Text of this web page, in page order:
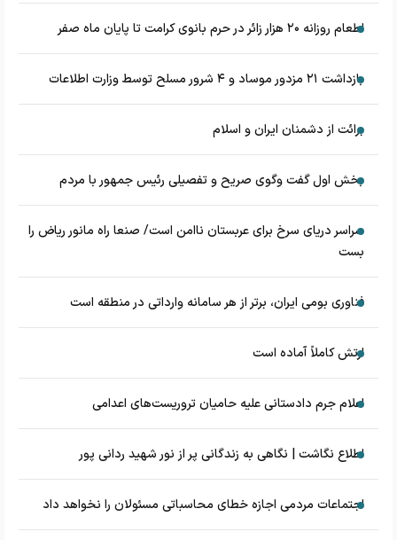
اطعام روزانه ۲۰ هزار زائر در حرم بانوی کرامت تا پایان ماه صفر
بازداشت ۲۱ مزدور موساد و ۴ شرور مسلح توسط وزارت اطلاعات
برائت از دشمنان ایران و اسلام
بخش اول گفت وگوی صریح و تفصیلی رئیس جمهور با مردم
سراسر دریای سرخ برای عربستان ناامن است/ صنعا راه مانور ریاض را
بست
فناوری بومی ایران، برتر از هر سامانه وارداتی در منطقه است
ارتش کاملاً آماده است
اعلام جرم دادستانی علیه حامیان تروریست‌های اعدامی
اطلاع نگاشت | نگاهی به زندگانی پر از نور شهید ردانی پور
اجتماعات مردمی اجازه خطای محاسباتی مسئولان را نخواهد داد